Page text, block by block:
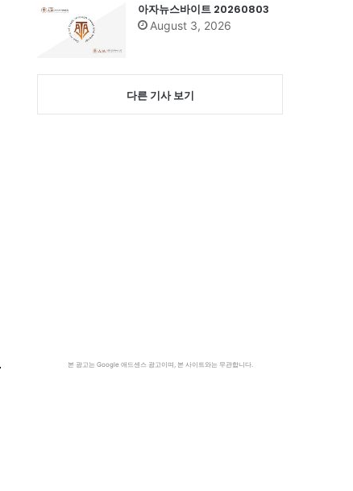
아자뉴스바이트 20260803
August 3, 2026
다른 기사 보기
본 광고는 Google 애드센스 광고이며, 본 사이트와는 무관합니다.